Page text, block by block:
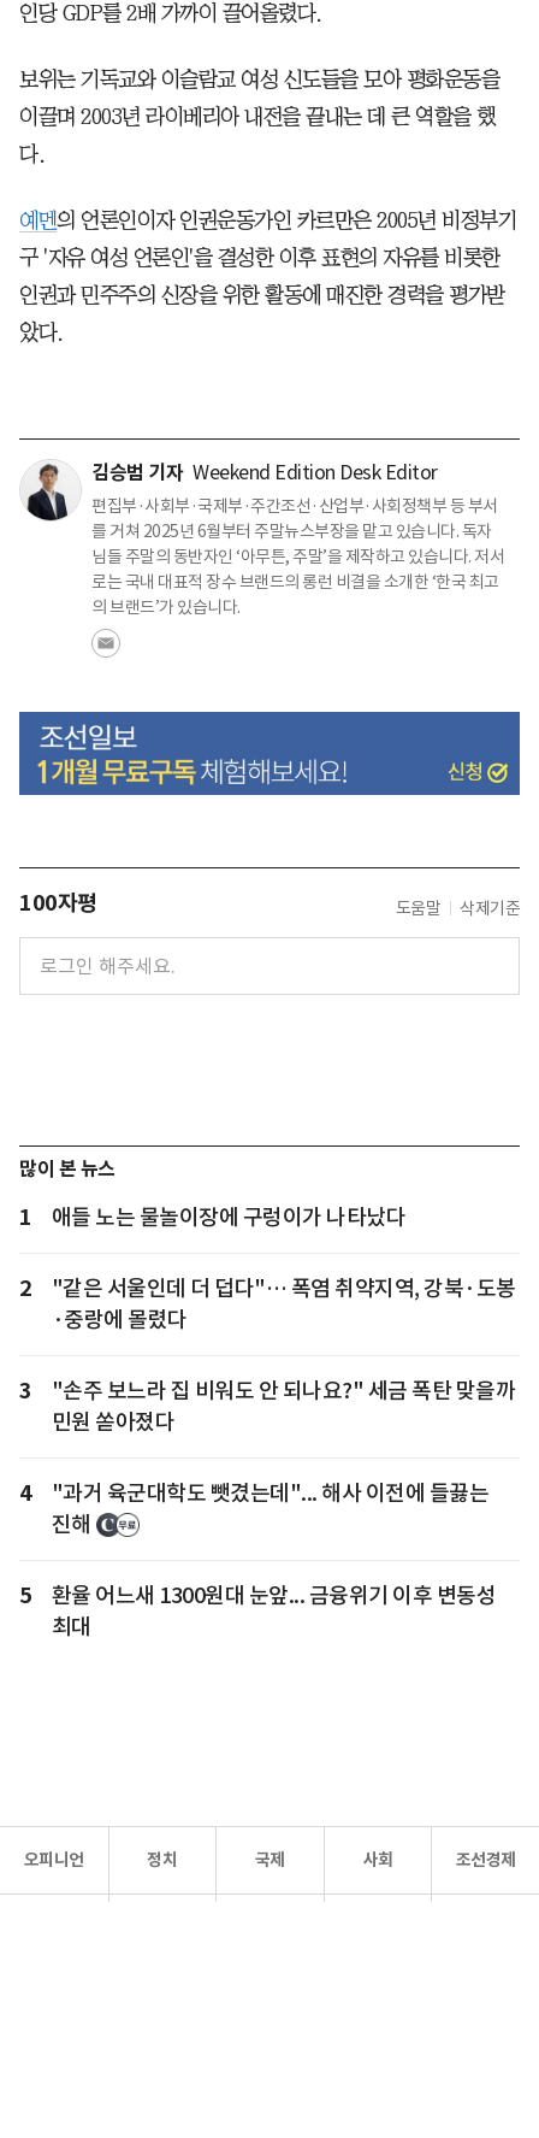
인당 GDP를 2배 가까이 끌어올렸다.
보위는 기독교와 이슬람교 여성 신도들을 모아 평화운동을
이끌며 2003년 라이베리아 내전을 끝내는 데 큰 역할을 했
다.
예멘의 언론인이자 인권운동가인 카르만은 2005년 비정부기
구 '자유 여성 언론인'을 결성한 이후 표현의 자유를 비롯한
인권과 민주주의 신장을 위한 활동에 매진한 경력을 평가받
았다.
김승범 기자 Weekend Edition Desk Editor
편집부·사회부·국제부·주간조선·산업부·사회정책부 등 부서
를 거쳐 2025년 6월부터 주말뉴스부장을 맡고 있습니다. 독자
님들 주말의 동반자인 ‘아무튼, 주말’을 제작하고 있습니다. 저서
로는 국내 대표적 장수 브랜드의 롱런 비결을 소개한 ‘한국 최고
의 브랜드’가 있습니다.
100자평 도움말 삭제기준
많이 본 뉴스
1 애들 노는 물놀이장에 구렁이가 나타났다
2
"같은 서울인데 더 덥다"… 폭염 취약지역, 강북·도봉
·중랑에 몰렸다
3
"손주 보느라 집 비워도 안 되나요?" 세금 폭탄 맞을까
민원 쏟아졌다
4
"과거 육군대학도 뺏겼는데"... 해사 이전에 들끓는
진해
5
환율 어느새 1300원대 눈앞... 금융위기 이후 변동성
최대
오피니언 정치 국제 사회 조선경제